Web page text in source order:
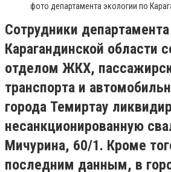
фото департамента экологии по
Сотрудники
Карагандинской области
отделом ЖКХ,
транспорта и
города Темиртау
несанкционированную
Мичурина, 60/1. Кроме
последним данным, в